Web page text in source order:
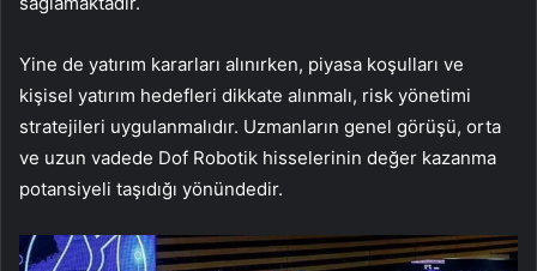
Yine de yatırım kararları alınırken, piyasa koşulları ve
kişisel yatırım hedefleri dikkate alınmalı, risk yönetimi
stratejileri uygulanmalıdır. Uzmanların genel görüşü, orta
ve uzun vadede Dof Robotik hisselerinin değer kazanma
potansiyeli taşıdığı yönündedir.